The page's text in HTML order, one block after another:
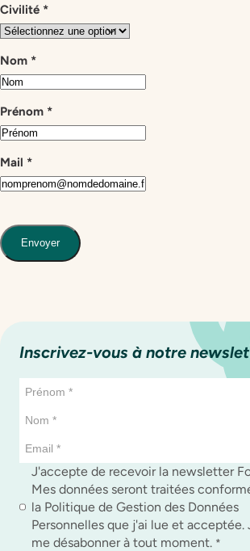
la
fiche
pédagogique
Civilité *
Nom *
Prénom *
Mail *
Envoyer
Inscrivez-vous à notre
J'accepte de recevoir la newsletter
Mes données seront traitées
la Politique de Gestion des Données
Personnelles que j'ai lue et acceptée.
me désabonner à tout moment. *